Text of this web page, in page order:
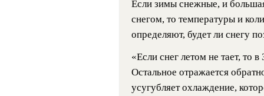
Если зимы снежные, и
снегом, то температуры и
определяют, будет ли снегу
«Если снег летом не тает, то
Остальное отражается
усугубляет охлаждение,